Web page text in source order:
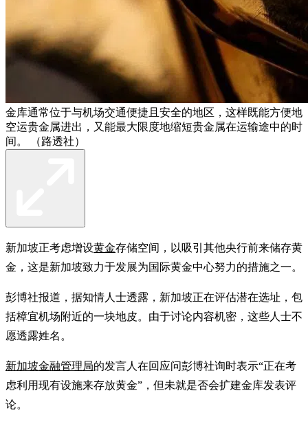
金库通常位于与机场交通便捷且安全的地区，这样既能方便地
空运贵金属进出，又能最大限度地缩短贵金属在运输途中的时
间。 （路透社）
新加坡正考虑增设黄金存储空间，以吸引其他央行前来储存黄
金，这是新加坡致力于发展为国际黄金中心努力的措施之一。
彭博社报道，据知情人士透露，新加坡正在评估潜在选址，包
括樟宜机场附近的一块地皮。由于讨论内容机密，这些人士不
愿透露姓名。
新加坡金融管理局的发言人在回应问彭博社询时表示“正在考
虑利用现有设施来存放黄金”，但未就是否会扩建金库发表评
论。